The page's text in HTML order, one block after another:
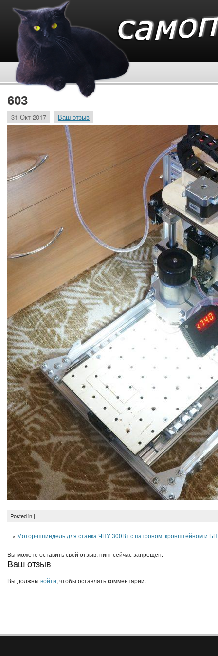
603
31 Окт 2017 Ваш отзыв
Posted in |
« Мотор-шпиндель для станка ЧПУ 300Вт с патроном, кронштейном и
Вы можете оставить свой отзыв, пинг сейчас запрещен.
Ваш отзыв
Вы должны войти, чтобы оставлять комментарии.